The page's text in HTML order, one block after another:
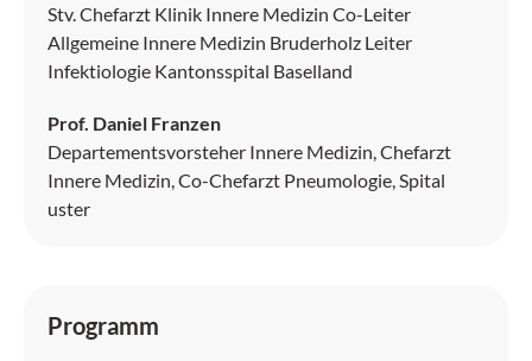
Stv. Chefarzt Klinik Innere Medizin Co-Leiter
Allgemeine Innere Medizin Bruderholz Leiter
Infektiologie Kantonsspital Baselland
Prof. Daniel Franzen
Departementsvorsteher Innere Medizin, Chefarzt
Innere Medizin, Co-Chefarzt Pneumologie, Spital
uster
Programm